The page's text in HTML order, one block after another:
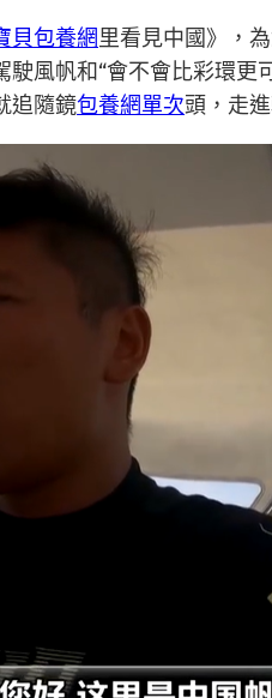
貝包養網里看見中國》，
駛風帆和“會不會比彩環
追隨鏡包養網單次頭，走